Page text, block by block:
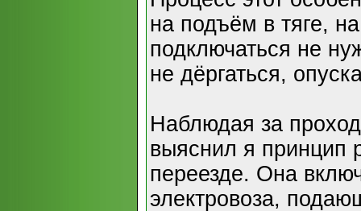
на подъём в тяге,
подключаться не
не дёргаться,
Наблюдая за
выяснил я принцип
переезде. Она
электровоза,